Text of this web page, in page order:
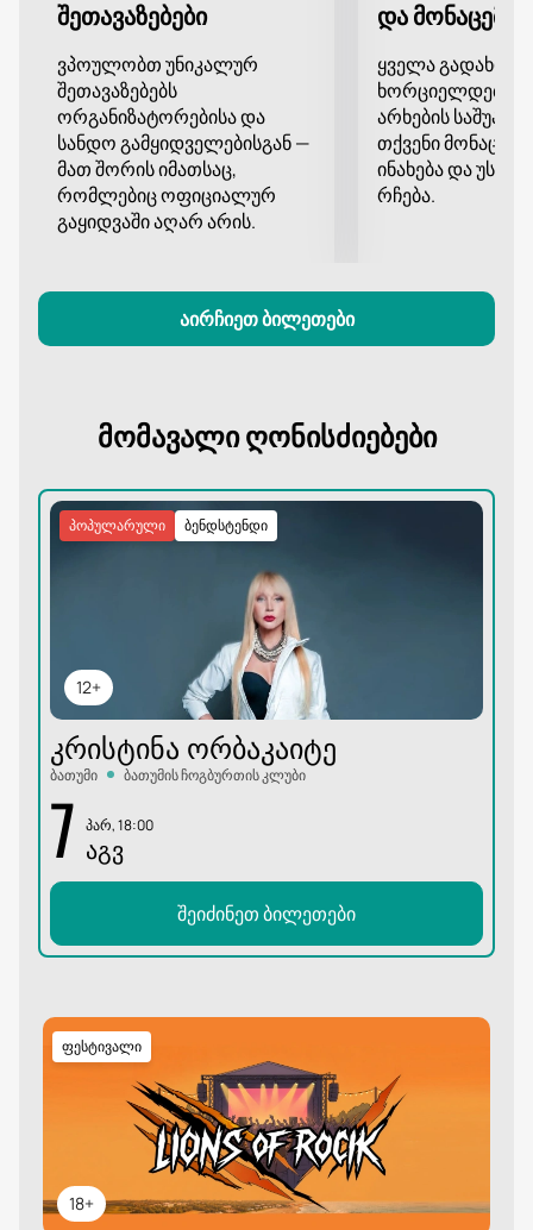
საინტერესო მატჩი. საქართველო - ფიჯი მატჩის
ბილეთების ყიდვა ახლავე შეგიძლიათ ჩვენს ვებ-
გვერდზე არსებული მოსახერხებელი და უსაფრთხო
სერვისით. შეუერთდით ათასობით გულშემატკივარს
და მხარი დაუჭირეთ თქვენს გუნდს აჭარაბეთ
არენაზე!
შეთავაზებები
ვპოულობთ უნიკალურ
შეთავაზებებს
ორგანიზატორებისა და
სანდო გამყიდველებისგან —
მათ შორის იმათსაც,
რომლებიც ოფიციალურ
გაყიდვაში აღარ არის.
და
ყველა გადახდა
ხორციელდება
არხების
თქვენი
ინახება და
რჩება.
აირჩიეთ ბილეთები
მომავალი ღონისძიებები
12+
ბენდსტენდი
პოპულარული
ᲙᲠᲘᲡᲢᲘᲜᲐ ᲝᲠᲑᲐᲙᲐᲘᲢᲔ
ბათუმი ბათუმის ჩოგბურთის კლუბი
7 პარ, 18:00
ᲐᲒᲕ
შეიძინეთ ბილეთები
18+
ფესტივალი